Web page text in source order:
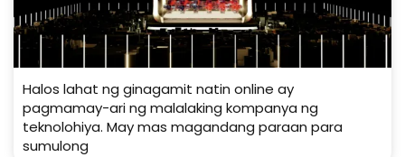
Halos lahat ng ginagamit natin online ay
pagmamay-ari ng malalaking kompanya ng
teknolohiya. May mas magandang paraan para
sumulong